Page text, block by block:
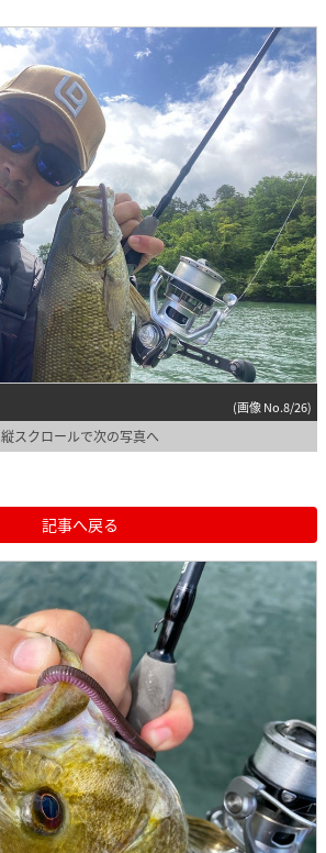
(画像 No.8/26)
縦スクロールで次の写真へ
記事へ戻る